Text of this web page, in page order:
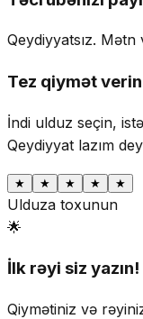
Qeydiyyatsız.
Tez qiymət verin
İndi ulduz seçin,
Qeydiyyat lazım
★ ★ ★ ★ ★
Ulduza toxunun
🌟
İlk rəyi siz yazın!
Qiymətiniz və